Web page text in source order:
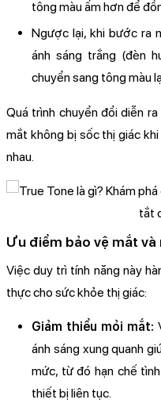
tông màu ấm hơn để
Ngược lại, khi bước ra
ánh sáng trắng (đèn
chuyển sang tông màu
Quá trình chuyển đổi diễn
mắt không bị sốc thị giác
nhau.
Ưu điểm bảo vệ mắt
Việc duy trì tính năng này
thực cho sức khỏe thị giác:
Giảm thiểu mỏi mắt:
ánh sáng xung quanh
mức, từ đó hạn chế
thiết bị liên tục.